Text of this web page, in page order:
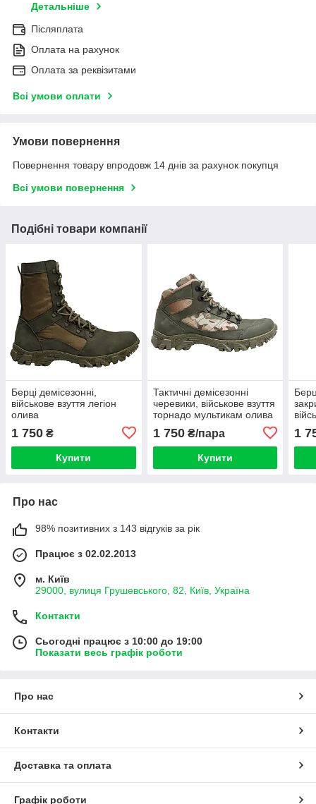
Детальніше
Післяплата
Оплата на рахунок
Оплата за реквізитами
Всі умови оплати
Умови повернення
Повернення товару впродовж 14 днів за рахунок покупця
Всі умови повернення
Подібні товари компанії
Берці демісезонні,
військове взуття легіон
олива
1 750 ₴
Купити
Тактичні демісезонні
черевики, військове взуття
торнадо мультикам олива
1 750₴/пара
Купити
1
Про нас
98% позитивних з 143 відгуків за рік
Працює з 02.02.2013
м. Київ
29000, вулиця Грушевського, 82, Київ, Україна
Контакти
Сьогодні працює з 10:00 до 19:00
Показати весь графік роботи
Про нас
Контакти
Доставка та оплата
Графік роботи